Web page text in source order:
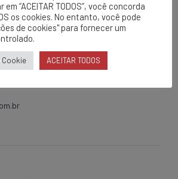
“ACEITAR TODOS”, você concorda
os cookies. No entanto, você pode
de cookies" para fornecer um
Cookie ACEITAR TODOS